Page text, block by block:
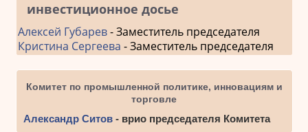
инвестиционное досье
Алексей Губарев- Заместитель председателя
Кристина Сергеева - Заместитель председателя
Комитет по промышленной политике, инновациям и
торговле
Александр Ситов- врио председателя Комитета